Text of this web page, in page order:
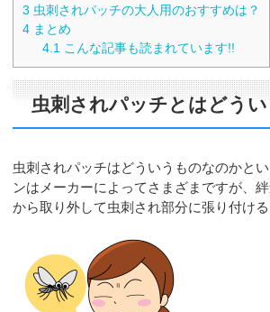
3 虫刺されパッチの大人用のおすすめは？
4 まとめ
4.1 こんな記事も読まれています!!
虫刺されパッチとはどう
虫刺されパッチはどういうものなのかと
ンはメーカーによってさまざまですが、
から取り外して虫刺され部分に張り付ける